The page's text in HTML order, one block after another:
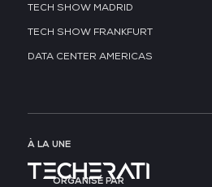
TECH SHOW MADRID
TECH SHOW FRANKFURT
DATA CENTER AMERICAS
À LA UNE
ORGANISÉ PAR